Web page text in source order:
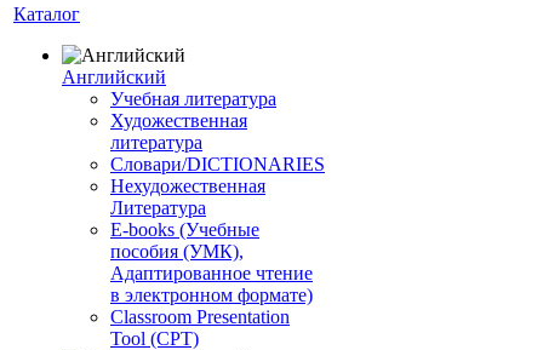
Каталог
Английский
Учебная литература
Художественная
литература
Словари/DICTIONARIES
Нехудожественная
Литература
E-books (Учебные
пособия (УМК),
Адаптированное чтение
в электронном формате)
Classroom Presentation
Tool (CPT)